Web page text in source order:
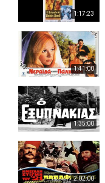
1:17:23
1:41:00
1:35:00
2:02:00